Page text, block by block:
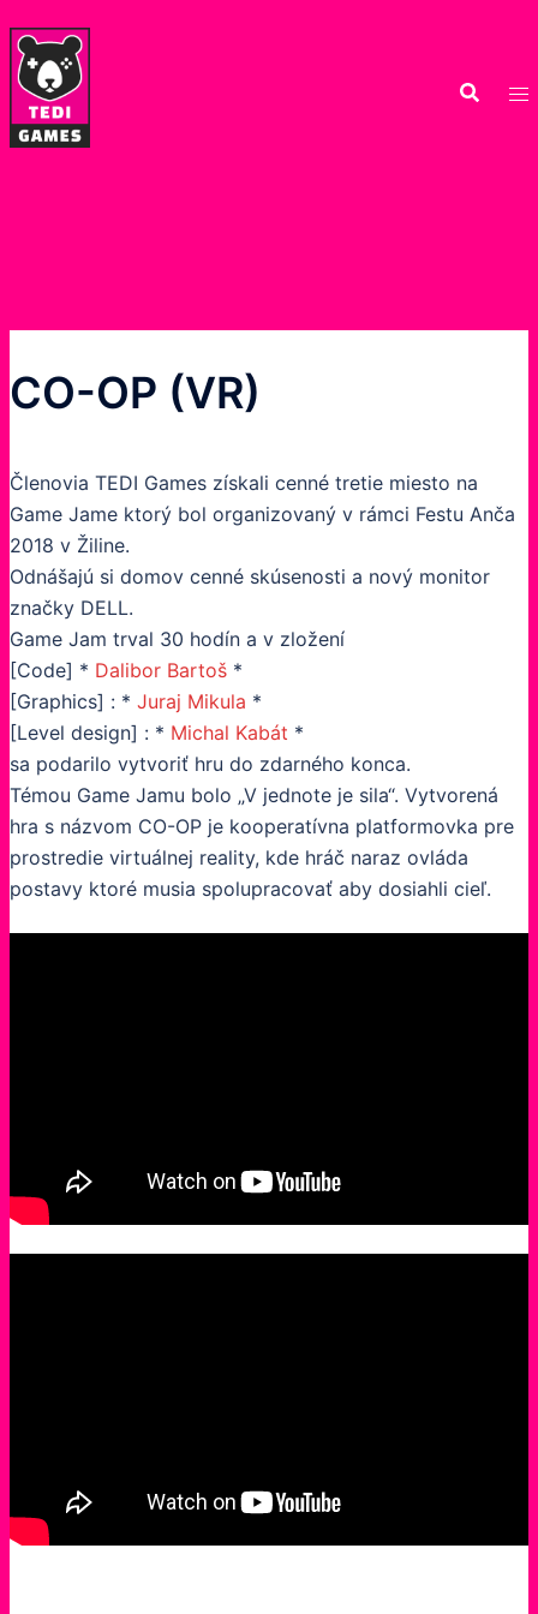
Preskočiť
na
obsah
CO-OP (VR)
Členovia TEDI Games získali cenné tretie miesto na
Game Jame ktorý bol organizovaný v rámci Festu Anča
2018 v Žiline.
Odnášajú si domov cenné skúsenosti a nový monitor
značky DELL.
Game Jam trval 30 hodín a v zložení
[Code] * Dalibor Bartoš *
[Graphics] : * Juraj Mikula *
[Level design] : * Michal Kabát *
sa podarilo vytvoriť hru do zdarného konca.
Témou Game Jamu bolo „V jednote je sila“. Vytvorená
hra s názvom CO-OP je kooperatívna platformovka pre
prostredie virtuálnej reality, kde hráč naraz ovláda
postavy ktoré musia spolupracovať aby dosiahli cieľ.